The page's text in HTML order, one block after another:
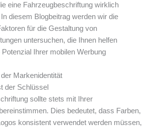
eine Fahrzeugbeschriftung wirklich
diesem Blogbeitrag werden wir die
für die Gestaltung von
untersuchen, die Ihnen helfen
Ihrer mobilen Werbung
Markenidentität
der Schlüssel
sollte stets mit Ihrer
Dies bedeutet, dass Farben,
konsistent verwendet werden müssen,